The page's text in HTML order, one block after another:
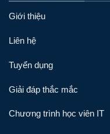
Giới thiệu
Liên hệ
Tuyển dụng
Giải đáp thắc mắc
Chương trình học viên IT